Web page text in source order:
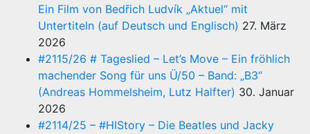
Ein Film von Bedřich Ludvík „Aktuel“ mit
Untertiteln (auf Deutsch und Englisch) 27. März
2026
#2115/26 # Tageslied – Let’s Move – Ein fröhlich
machender Song für uns Ü/50 – Band: „B3“
(Andreas Hommelsheim, Lutz Halfter) 30. Januar
2026
#2114/25 – #HIStory – Die Beatles und Jacky